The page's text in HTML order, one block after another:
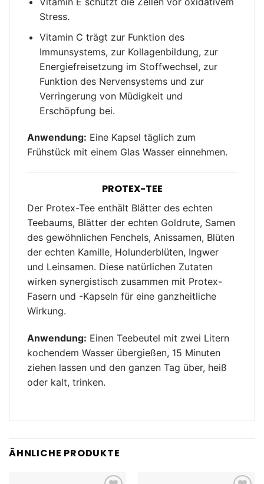
Stress.
Vitamin C trägt zur Funktion des
Immunsystems, zur Kollagenbildung, zur
Energiefreisetzung im Stoffwechsel, zur
Funktion des Nervensystems und zur
Verringerung von Müdigkeit und
Erschöpfung bei.
Anwendung: Eine Kapsel täglich zum
Frühstück mit einem Glas Wasser einnehmen.
PROTEX-TEE
Der Protex-Tee enthält Blätter des echten
Teebaums, Blätter der echten Goldrute, Samen
des gewöhnlichen Fenchels, Anissamen, Blüten
der echten Kamille, Holunderblüten, Ingwer
und Leinsamen. Diese natürlichen Zutaten
wirken synergistisch zusammen mit Protex-
Fasern und -Kapseln für eine ganzheitliche
Wirkung.
Anwendung: Einen Teebeutel mit zwei Litern
kochendem Wasser übergießen, 15 Minuten
ziehen lassen und den ganzen Tag über, heiß
oder kalt, trinken.
ÄHNLICHE PRODUKTE